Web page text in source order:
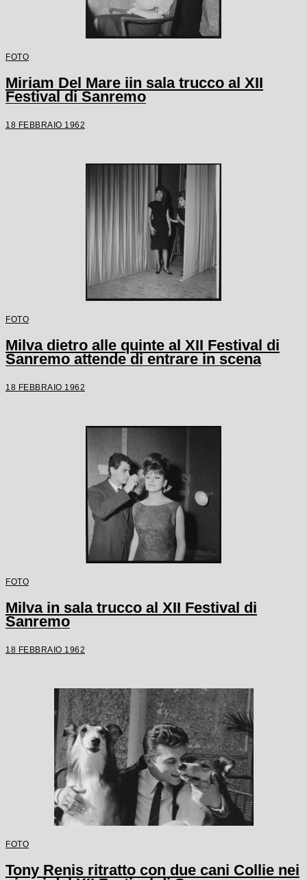
FOTO
Miriam Del Mare iin sala trucco al XII
Festival di Sanremo
18 FEBBRAIO 1962
FOTO
Milva dietro alle quinte al XII Festival di
Sanremo attende di entrare in scena
18 FEBBRAIO 1962
FOTO
Milva in sala trucco al XII Festival di
Sanremo
18 FEBBRAIO 1962
FOTO
Tony Renis ritratto con due cani Collie nei